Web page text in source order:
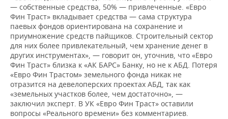
— собственные средства, 50% — привлеченные. «Евро
Фин Траст» вкладывает средства — сама структура
паевых фондов ориентирована на сохранение и
приумножение средств пайщиков. Строительный сектор
для них более привлекательный, чем хранение денег в
других инструментах», — говорит он, уточнив, что «Евро
Фин Траст» близка к «АК БАРС» Банку, но не к АБД. Потеря
«Евро Фин Трастом» земельного фонда никак не
отразится на девелоперских проектах АБД, так как
«земельных участков более, чем достаточно», —
заключил эксперт. В УК «Евро Фин Траст» оставили
вопросы «Реального времени» без комментариев.